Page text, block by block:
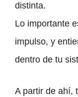
distinta.
Lo importante
impulso, y
dentro de tu
A partir de ahí,